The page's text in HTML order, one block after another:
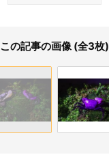
この記事の画像 (全3枚)